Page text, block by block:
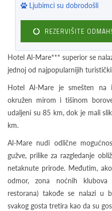
Ljubimci su dobrodošli
REZERVIŠITE ODMAH!
Hotel Al-Mare*** superior se
jednoj od najpopularnijih
Hotel Al-Mare je smešten na
okružen mirom i tišinom
udaljeni su 85 km, dok je mali
km.
Al-Mare nudi odlične
gužve, prilike za razgledanje
netaknute prirode. Međutim,
odmor, zona noćnih
restorana) takođe se nalazi u
svakog gosta tretira kao da su